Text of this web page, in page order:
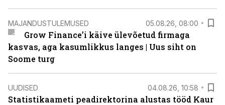
MAJANDUSTULEMUSED 05.08.26, 08:00
Grow Finance’i käive ülevõetud firmaga
kasvas, aga kasumlikkus langes | Uus siht on
Soome turg
UUDISED 04.08.26, 10:58
Statistikaameti peadirektorina alustas tööd Kaur